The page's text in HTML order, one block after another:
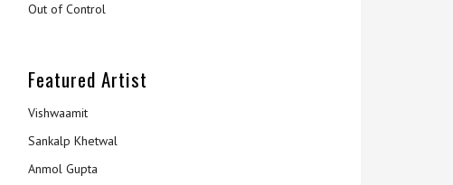
Out of Control
Featured Artist
Vishwaamit
Sankalp Khetwal
Anmol Gupta